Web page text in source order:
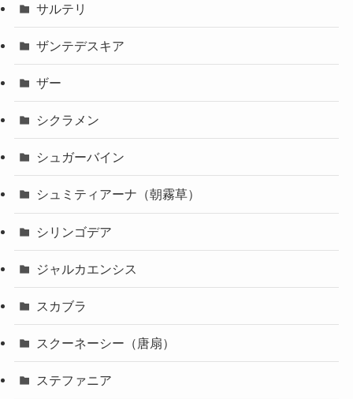
サルテリ
ザンテデスキア
ザー
シクラメン
シュガーバイン
シュミティアーナ（朝霧草）
シリンゴデア
ジャルカエンシス
スカブラ
スクーネーシー（唐扇）
ステファニア